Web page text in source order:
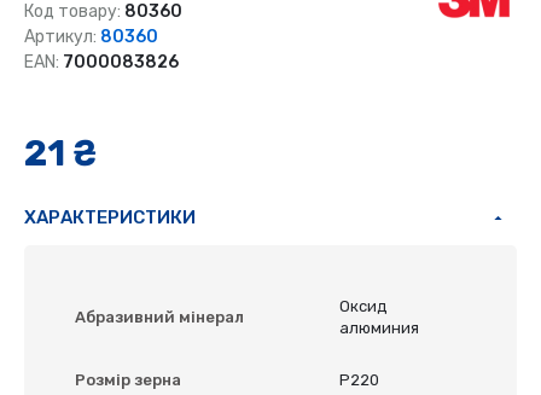
21 ₴
Код товару: 80360
Артикул: 80360
EAN: 7000083826
ХАРАКТЕРИСТИКИ
Абразивний мінерал
Оксид
алюминия
Розмір зерна P220